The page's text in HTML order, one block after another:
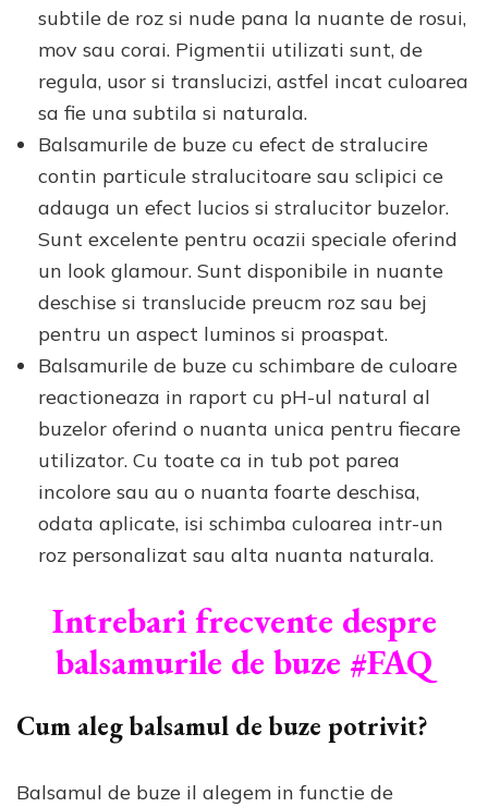
subtile de roz si nude pana la nuante de rosui,
mov sau corai. Pigmentii utilizati sunt, de
regula, usor si translucizi, astfel incat culoarea
sa fie una subtila si naturala.
Balsamurile de buze cu efect de stralucire
contin particule stralucitoare sau sclipici ce
adauga un efect lucios si stralucitor buzelor.
Sunt excelente pentru ocazii speciale oferind
un look glamour. Sunt disponibile in nuante
deschise si translucide preucm roz sau bej
pentru un aspect luminos si proaspat.
Balsamurile de buze cu schimbare de culoare
reactioneaza in raport cu pH-ul natural al
buzelor oferind o nuanta unica pentru fiecare
utilizator. Cu toate ca in tub pot parea
incolore sau au o nuanta foarte deschisa,
odata aplicate, isi schimba culoarea intr-un
roz personalizat sau alta nuanta naturala.
Intrebari frecvente despre
balsamurile de buze #FAQ
Cum aleg balsamul de buze potrivit?
Balsamul de buze il alegem in functie de